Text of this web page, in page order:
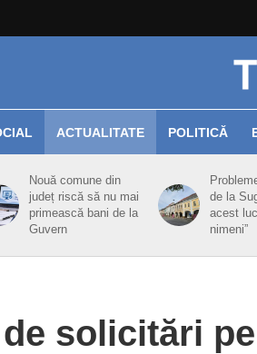
ACTUALITATE POLITICĂ
Nouă comune din
județ riscă să nu mai
primească bani de la
Guvern
de la
acest
nimeni”
de solicitări